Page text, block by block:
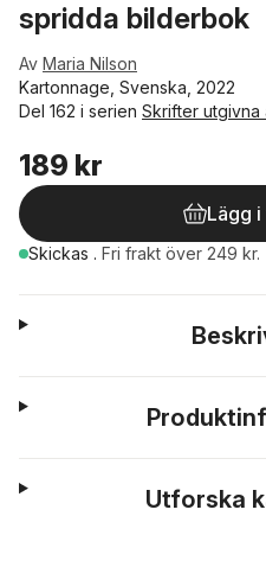
spridda bilderbok
Av Maria Nilson
Kartonnage, Svenska, 2022
Del 162 i serien Skrifter utgivna
189 kr
Lägg
Skickas . Fri frakt över 249 kr.
Utforska